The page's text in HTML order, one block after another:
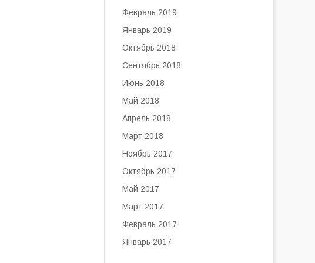
Февраль 2019
Январь 2019
Октябрь 2018
Сентябрь 2018
Июнь 2018
Май 2018
Апрель 2018
Март 2018
Ноябрь 2017
Октябрь 2017
Май 2017
Март 2017
Февраль 2017
Январь 2017